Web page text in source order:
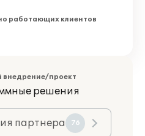
работающих клиентов
внедрение/проект
решения
партнера 76